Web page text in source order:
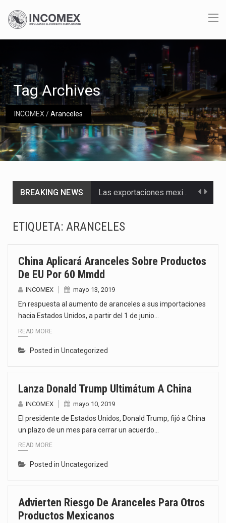
INCOMEX/Aranceles
Tag Archives
BREAKING NEWS Las exportaciones mexicanas de vehículos ligeros disminuyeron 9.67 % en julio a tasa anual, alcanzando…
Solo el 17.8 % de las empresas en México se considera totalmente preparada para la…
Los créditos fiscales determinados a empresas IMMEX rara vez nacen de una interpretación equivocada de…
ETIQUETA: ARANCELES
China Aplicará Aranceles Sobre Productos
De EU Por 60 Mmdd
INCOMEX mayo 13, 2019
En respuesta al aumento de aranceles a sus importaciones
hacia Estados Unidos, a partir del 1 de junio…
READ MORE
Posted in Uncategorized
Lanza Donald Trump Ultimátum A China
INCOMEX mayo 10, 2019
El presidente de Estados Unidos, Donald Trump, fijó a China
un plazo de un mes para cerrar un acuerdo…
READ MORE
Posted in Uncategorized
Advierten Riesgo De Aranceles Para Otros
Productos Mexicanos